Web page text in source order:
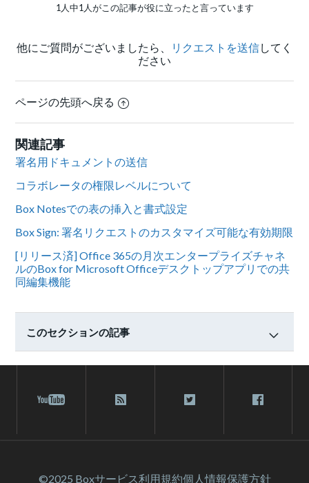
1人中1人がこの記事が役に立ったと言っています
他にご質問がございましたら、 リクエストを送信してく
ださい
ページの先頭へ戻る
関連記事
署名用ドキュメントの送信
コラボレータの権限レベルについて
Box Notesでの表の挿入と書式設定
Box Sign: 署名リクエストのカスタマイズ可能な有効期限
[リリース済] Office 365の月次エンタープライズチャネ
ルのBox for Microsoft Officeデスクトップアプリでの共
同編集機能
このセクションの記事
©2025 Boxサービス利⽤規約個人情報保護方針